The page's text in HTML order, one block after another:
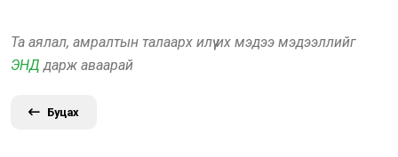
Та аялал, амралтын талаарх илүү их мэдээ мэдээллийг
ЭНД дарж аваарай
Буцах